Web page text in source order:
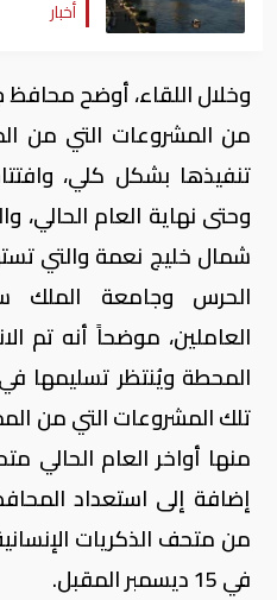
أخبار
وخلال اللقاء، أوضح
من المشروعات التي من
تنفيذها بشكل كلي،
وحتى نهاية العام الحالي،
شمال خليج نعمة والتي
الحرس وجامعة الملك
المحطة ويُنتظر تسليمها
تلك المشروعات التي من
منها أواخر العام الحالي
إضافة إلى استعداد
من متحف الذكريات
في 15 ديسمبر المقبل.